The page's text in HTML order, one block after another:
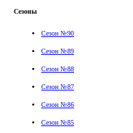
Сезоны
Сезон №90
Сезон №89
Сезон №88
Сезон №87
Сезон №86
Сезон №85